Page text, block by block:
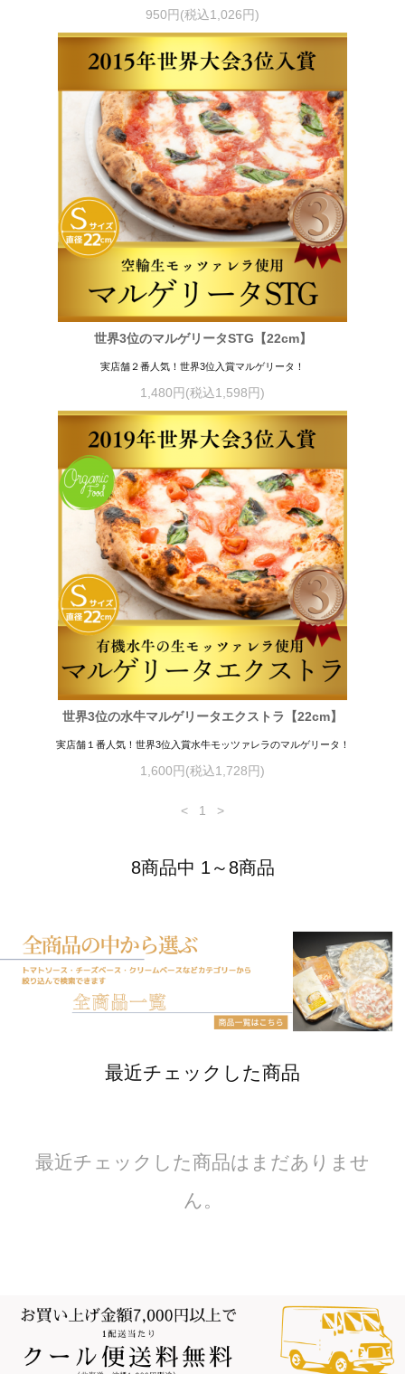
950円(税込1,026円)
世界3位のマルゲリータSTG【22cm】
実店舗２番人気！世界3位入賞マルゲリータ！
1,480円(税込1,598円)
世界3位の水牛マルゲリータエクストラ【22cm】
実店舗１番人気！世界3位入賞水牛モッツァレラのマルゲリータ！
1,600円(税込1,728円)
< 1 >
8商品中 1～8商品
最近チェックした商品
最近チェックした商品はまだありませ
ん。